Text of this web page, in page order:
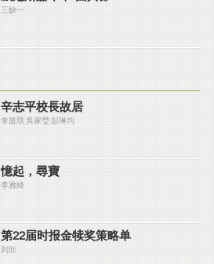
三缺一
辛志平校長故居
李茵琪 吳家瑩 彭琳均
憶起，尋寶
李雅綺
第22届时报金犊奖策略单
刘欣